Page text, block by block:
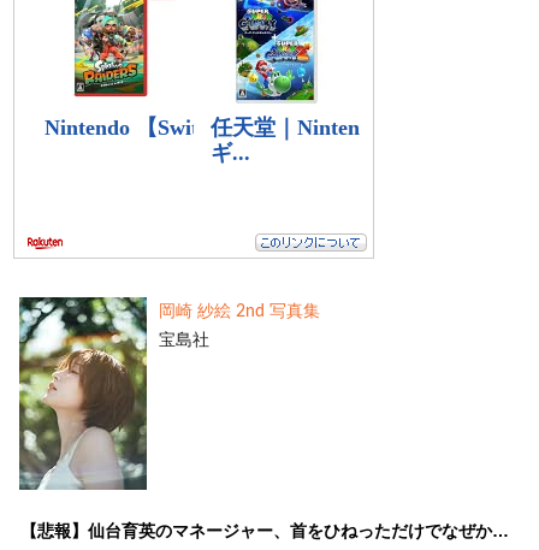
岡崎 紗絵 2nd 写真集
宝島社
【悲報】仙台育英のマネージャー、首をひねっただけでなぜかウインクしたことにされてしまうｗｗｗ